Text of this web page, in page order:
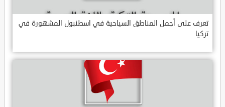
تعرف على أجمل المناطق السياحية في اسطنبول المشهورة في
تركيا